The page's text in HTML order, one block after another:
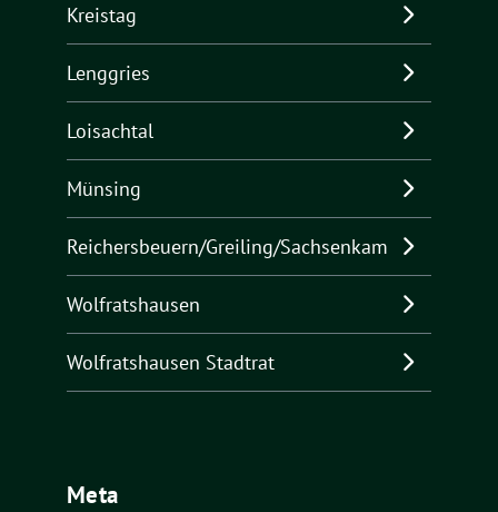
Kreistag
Lenggries
Loisachtal
Münsing
Reichersbeuern/Greiling/Sachsenkam
Wolfratshausen
Wolfratshausen Stadtrat
Meta